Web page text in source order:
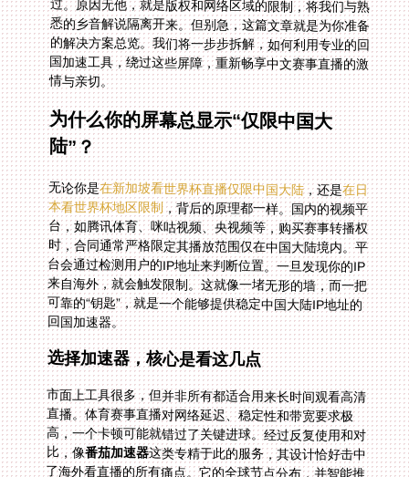
情与亲切。
为什么你的屏幕总显示“仅限中国大
陆”？
无论你是在新加坡看世界杯直播仅限中国大陆，还是在日
本看世界杯地区限制，背后的原理都一样。国内的视频平
台，如腾讯体育、咪咕视频、央视频等，购买赛事转播权
时，合同通常严格限定其播放范围仅在中国大陆境内。平
台会通过检测用户的IP地址来判断位置。一旦发现你的IP
来自海外，就会触发限制。这就像一堵无形的墙，而一把
可靠的“钥匙”，就是一个能够提供稳定中国大陆IP地址的
回国加速器。
选择加速器，核心是看这几点
市面上工具很多，但并非所有都适合用来长时间观看高清
直播。体育赛事直播对网络延迟、稳定性和带宽要求极
高，一个卡顿可能就错过了关键进球。经过反复使用和对
比，像番茄加速器这类专精于此的服务，其设计恰好击中
了海外看直播的所有痛点。它的全球节点分布，并智能推
荐最优线路功能，能自动为你匹配当前最流畅、延迟最低
的中国服务器，不用你手动反复测试。这对于追赛程密集